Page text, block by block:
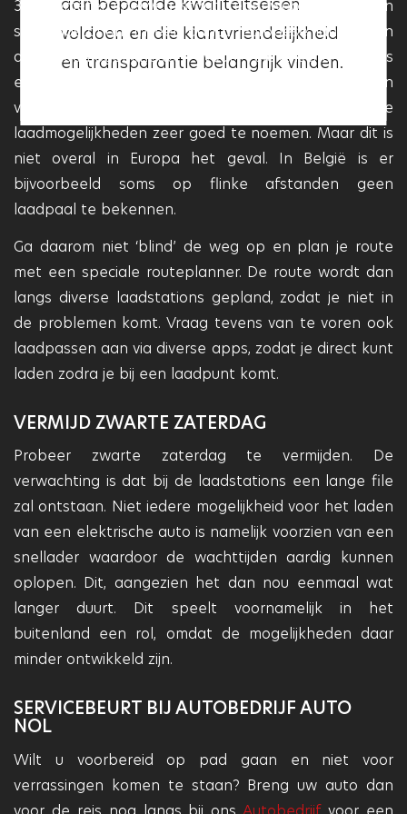
30 kilometer snelweg staat tegenwoordig wel een
snellaadstation. In een aantal Europese landen zijn
de laadmogelijkheden voor elektrische auto’s
eveneens goed ontwikkeld. In Duitsland, het noorden
van Frankrijk en in Denemarken zijn de
laadmogelijkheden zeer goed te noemen. Maar dit is
niet overal in Europa het geval. In België is er
bijvoorbeeld soms op flinke afstanden geen
laadpaal te bekennen.
Ga daarom niet ‘blind’ de weg op en plan je route
met een speciale routeplanner. De route wordt dan
langs diverse laadstations gepland, zodat je niet in
de problemen komt. Vraag tevens van te voren ook
laadpassen aan via diverse apps, zodat je direct kunt
laden zodra je bij een laadpunt komt.
VERMIJD ZWARTE ZATERDAG
Probeer zwarte zaterdag te vermijden. De
verwachting is dat bij de laadstations een lange file
zal ontstaan. Niet iedere mogelijkheid voor het laden
van een elektrische auto is namelijk voorzien van een
snellader waardoor de wachttijden aardig kunnen
oplopen. Dit, aangezien het dan nou eenmaal wat
langer duurt. Dit speelt voornamelijk in het
buitenland een rol, omdat de mogelijkheden daar
minder ontwikkeld zijn.
SERVICEBEURT BIJ AUTOBEDRIJF AUTO
NOL
Wilt u voorbereid op pad gaan en niet voor
verrassingen komen te staan? Breng uw auto dan
kwaliteitseisen voldoet en dat
deze garage betrouwbaar en
professioneel is.
voldoen en die klantvriendelijkheid
en transparantie belangrijk vinden.